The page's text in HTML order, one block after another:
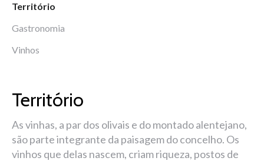
Território
Gastronomia
Vinhos
Território
As vinhas, a par dos olivais e do montado alentejano,
são parte integrante da paisagem do concelho. Os
vinhos que delas nascem, criam riqueza, postos de